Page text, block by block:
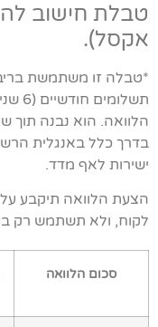
טבלת חישוב
אקסל).
הלוואה. הוא נבנה
בדרך כלל באנגלית
ישירות לאף מדד.
הצעת הלוואה תיקבע
לקוח, ולא תשתמש רק
סכום הלוואה